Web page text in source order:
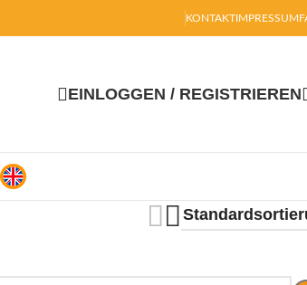
KONTAKTIMPRESSUM
EINLOGGEN / REGISTRIEREN